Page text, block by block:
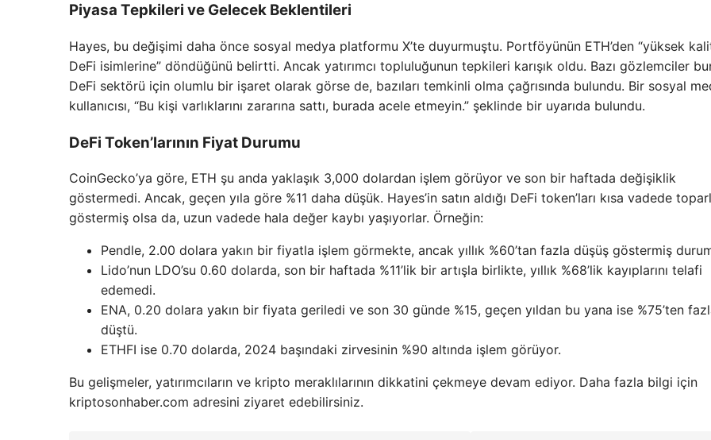
Piyasa Tepkileri ve Gelecek Beklentileri
Hayes, bu değişimi daha önce sosyal medya platformu X’te duyurmuştu. Portföyünün ETH’den “yüksek
DeFi isimlerine” döndüğünü belirtti. Ancak yatırımcı topluluğunun tepkileri karışık oldu. Bazı gözlemciler
DeFi sektörü için olumlu bir işaret olarak görse de, bazıları temkinli olma çağrısında bulundu. Bir sosyal
kullanıcısı, “Bu kişi varlıklarını zararına sattı, burada acele etmeyin.” şeklinde bir uyarıda bulundu.
DeFi Token’larının Fiyat Durumu
CoinGecko’ya göre, ETH şu anda yaklaşık 3,000 dolardan işlem görüyor ve son bir haftada değişiklik
göstermedi. Ancak, geçen yıla göre %11 daha düşük. Hayes’in satın aldığı DeFi token’ları kısa vadede
göstermiş olsa da, uzun vadede hala değer kaybı yaşıyorlar. Örneğin:
Pendle, 2.00 dolara yakın bir fiyatla işlem görmekte, ancak yıllık %60’tan fazla düşüş göstermiş
Lido’nun LDO’su 0.60 dolarda, son bir haftada %11’lik bir artışla birlikte, yıllık %68’lik kayıplarını telafi
edemedi.
ENA, 0.20 dolara yakın bir fiyata geriledi ve son 30 günde %15, geçen yıldan bu yana ise %75’ten
düştü.
ETHFI ise 0.70 dolarda, 2024 başındaki zirvesinin %90 altında işlem görüyor.
Bu gelişmeler, yatırımcıların ve kripto meraklılarının dikkatini çekmeye devam ediyor. Daha fazla bilgi için
kriptosonhaber.com adresini ziyaret edebilirsiniz.